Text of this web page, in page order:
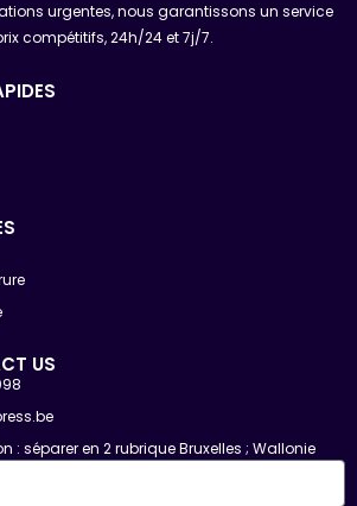
urgentes, nous garantissons un service
compétitifs, 24h/24 et 7j/7.
US
: séparer en 2 rubrique Bruxelles ; Wallonie